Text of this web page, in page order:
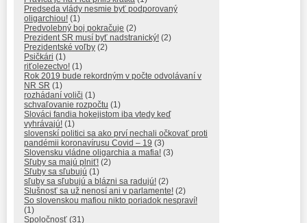
Predseda vlády nesmie byť podporovaný
oligarchiou! (1)
Predvolebný boj pokračuje (2)
Prezident SR musí byť nadstranický! (2)
Prezidentské voľby (2)
Psičkári (1)
riťolezectvo! (1)
Rok 2019 bude rekordným v počte odvolávaní v
NR SR (1)
rozhádaní voliči (1)
schvaľovanie rozpočtu (1)
Slováci fandia hokejistom iba vtedy keď
vyhrávajú! (1)
slovenskí politici sa ako prví nechali očkovať proti
pandémii koronavírusu Covid – 19 (3)
Slovensku vládne oligarchia a mafia! (3)
Sľuby sa majú plniť! (2)
Sľuby sa sľubujú (1)
sľuby sa sľubujú a blázni sa radujú! (2)
Slušnosť sa už nenosí ani v parlamente! (2)
So slovenskou mafiou nikto poriadok nespraví!
(1)
Spoločnosť (31)